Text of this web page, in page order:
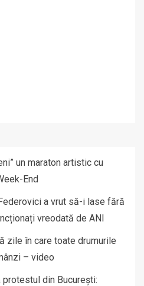
un maraton artistic cu
End
a vrut să-i lase fără
vreodată de ANI
zile în care toate drumurile
– video
din București: